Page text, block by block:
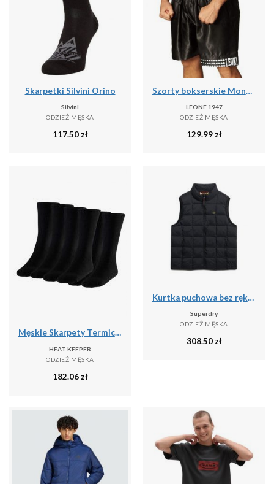
Skarpetki Silvini Orino
Silvini
ODZIEŻ MĘSKA
117.50zł
Szorty bokserskie Montana Pantaloncino
LEONE 1947
ODZIEŻ MĘSKA
129.99zł
Męskie Skarpety Termiczne - 4 Pary - Czarne
HEAT KEEPER
ODZIEŻ MĘSKA
182.06 zł
Kurtka puchowa bez rękawów Superdry Fuji Lite
Superdry
ODZIEŻ MĘSKA
308.50zł